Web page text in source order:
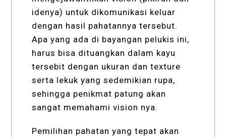
idenya) untuk dikomunikasi keluar
dengan hasil pahatannya tersebut.
Apa yang ada di bayangan pelukis ini,
harus bisa dituangkan dalam kayu
tersebit dengan ukuran dan texture
serta lekuk yang sedemikian rupa,
sehingga penikmat patung akan
sangat memahami vision nya.
Pemilihan pahatan yang tepat akan